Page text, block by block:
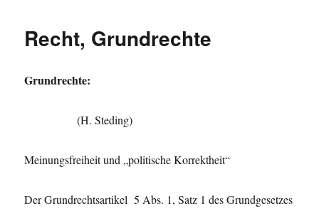
Recht, Grundrechte
Grundrechte:
(H. Steding)
Meinungsfreiheit und „politische Korrektheit“
Der Grundrechtsartikel 5 Abs. 1, Satz 1 des Grundgesetzes